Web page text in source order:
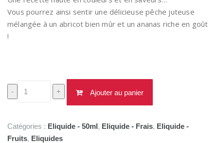
Vous pourrez ainsi sentir une délicieuse pêche juteuse
mélangée à un abricot bien mûr et un ananas riche en goût
!
-
quantité
de
Abricot
Pêche
+ Ajouter au panier
Catégories : Eliquide - 50ml, Eliquide - Frais, Eliquide -
Fruits, Eliquides